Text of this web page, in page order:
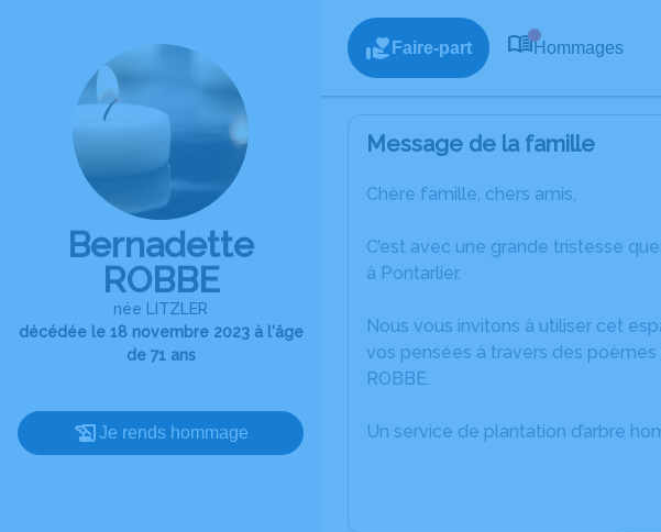
Bernadette
ROBBE
née LITZLER
décédée le 18 novembre 2023 à l'âge
de 71 ans
Je rends hommage
Faire-part Hommages
Message de la famille
Chère famille, chers amis,
C’est avec une grande tristesse
à Pontarlier.
Nous vous invitons à utiliser cet
vos pensées à travers des
ROBBE.
Un service de plantation d’arbre